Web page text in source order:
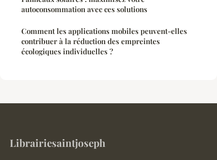
autoconsommation avec ces solutions
Comment les applications mobiles peuvent-elles
contribuer à la réduction des empreintes
écologiques individuelles ?
Librairiesaintjoseph